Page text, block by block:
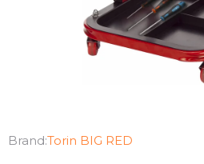
Brand:Torin BIG RED